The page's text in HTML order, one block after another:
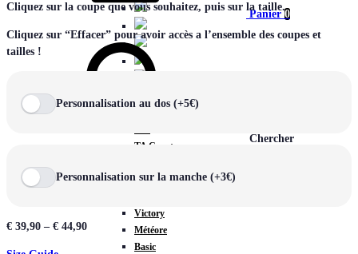
TA Court
Miami
Victory
Météore
Basic
Panier 0
Chercher
Cliquez sur la coupe que vous souhaitez, puis sur la taille.
Cliquez sur “Effacer” pour avoir accès a l’ensemble des coupes et
tailles !
Personnalisation au dos (+5€)
Personnalisation sur la manche (+3€)
€ 39,90 – € 44,90